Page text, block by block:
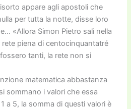
appare agli apostoli che
per tutta la notte, disse loro
«Allora Simon Pietro salì nella
rete piena di centocinquantatré
tanti, la rete non si
matematica abbastanza
sommano i valori che essa
a 5, la somma di questi valori è